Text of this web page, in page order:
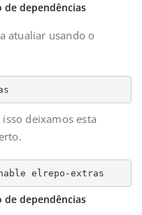
de dependências
atualiar usando o
deixamos esta
elrepo-extras
de dependências